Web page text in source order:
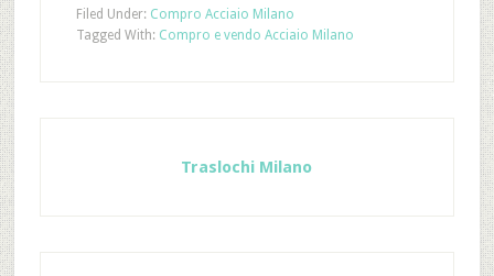
Filed Under: Compro Acciaio Milano
Tagged With: Compro e vendo Acciaio Milano
Traslochi Milano